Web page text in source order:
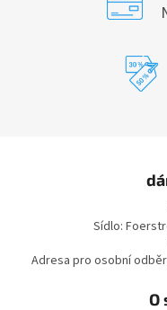
Sídlo:
Adresa pro osobní
O